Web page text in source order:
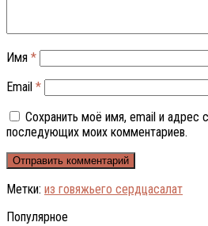
Имя *
Email *
Сохранить моё имя, email и адрес
последующих моих комментариев.
Метки: из говяжьего сердцасалат
Популярное